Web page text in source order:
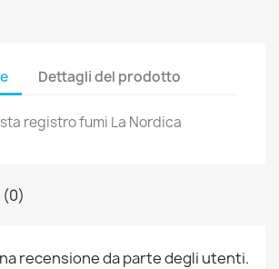
Dettagli del prodotto
registro fumi La Nordica
recensione da parte degli utenti.